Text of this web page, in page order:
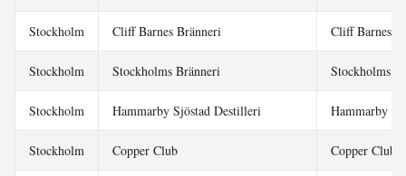
Stockholm Cliff Barnes Bränneri Cliff Barnes
Stockholm Stockholms Bränneri Stockholms
Stockholm Hammarby Sjöstad Destilleri Hammarby
Stockholm Copper Club Copper Club